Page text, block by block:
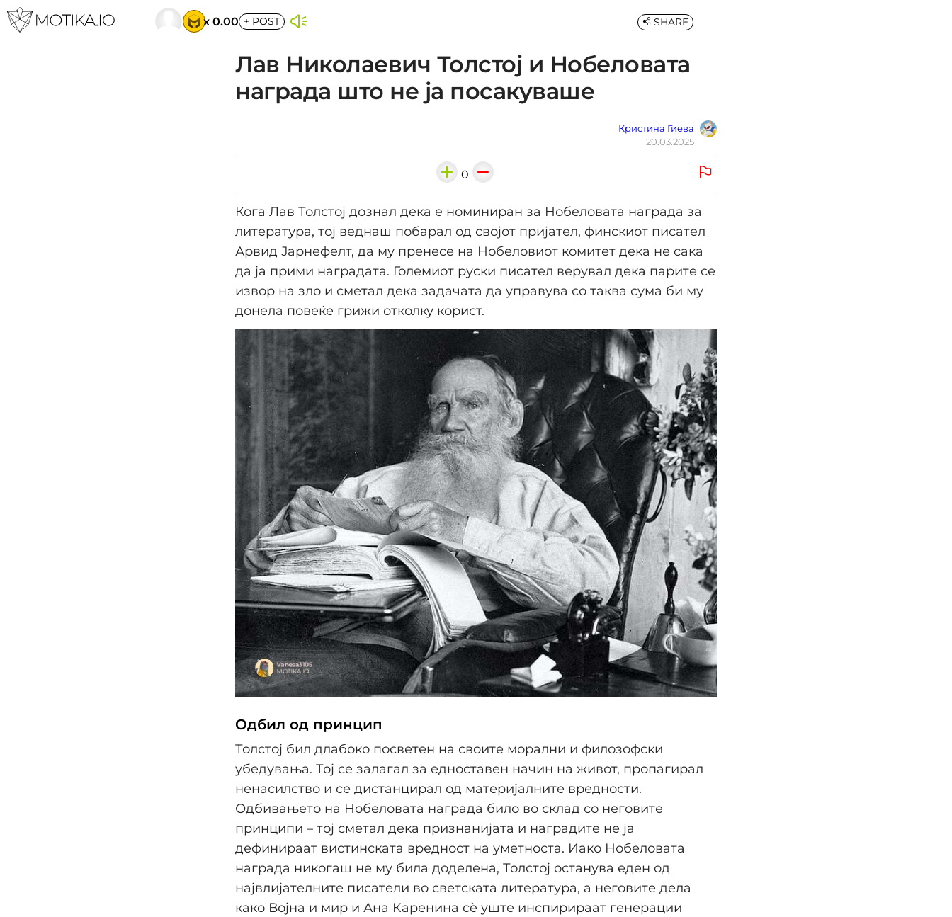
x 0.00 + POST
Лав Николаевич Толстој и Нобеловата
награда што не ја посакуваше
Кристина Гиева
20.03.2025
SHARE
0
Кога Лав Толстој дознал дека е номиниран за Нобеловата награда за
литература, тој веднаш побарал од својот пријател, финскиот писател
Арвид Јарнефелт, да му пренесе на Нобеловиот комитет дека не сака
да ја прими наградата. Големиот руски писател верувал дека парите се
извор на зло и сметал дека задачата да управува со таква сума би му
донела повеќе грижи отколку корист.
Одбил од принцип
Толстој бил длабоко посветен на своите морални и филозофски
убедувања. Тој се залагал за едноставен начин на живот, пропагирал
ненасилство и се дистанцирал од материјалните вредности.
Одбивањето на Нобеловата награда било во склад со неговите
принципи – тој сметал дека признанијата и наградите не ја
дефинираат вистинската вредност на уметноста. Иако Нобеловата
награда никогаш не му била доделена, Толстој останува еден од
највлијателните писатели во светската литература, а неговите дела
како Војна и мир и Ана Каренина сè уште инспирираат генерации